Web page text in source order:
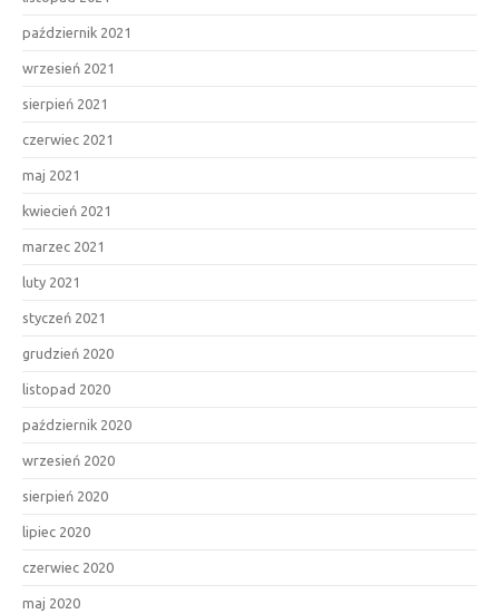
październik 2021
wrzesień 2021
sierpień 2021
czerwiec 2021
maj 2021
kwiecień 2021
marzec 2021
luty 2021
styczeń 2021
grudzień 2020
listopad 2020
październik 2020
wrzesień 2020
sierpień 2020
lipiec 2020
czerwiec 2020
maj 2020